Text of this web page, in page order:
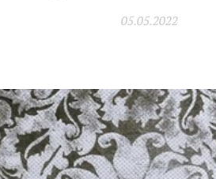
05.05.2022